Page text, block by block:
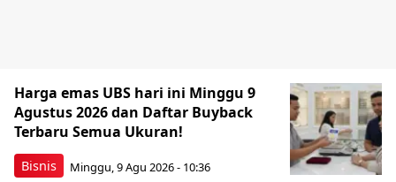
Bisnis
Harga emas UBS hari ini Minggu 9
Agustus 2026 dan Daftar Buyback
Terbaru Semua Ukuran!
Minggu, 9 Agu 2026 - 10:36